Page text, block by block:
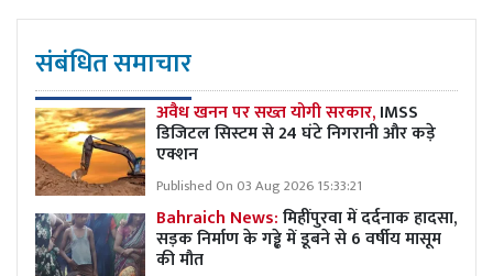
संबंधित समाचार
अवैध खनन पर सख्त योगी सरकार,IMSS
डिजिटल सिस्टम से 24 घंटे निगरानी और कड़े
एक्शन
Published On 03 Aug 2026 15:33:21
Bahraich News:मिहींपुरवा में दर्दनाक हादसा,
सड़क निर्माण के गड्ढे में डूबने से 6 वर्षीय मासूम
की मौत